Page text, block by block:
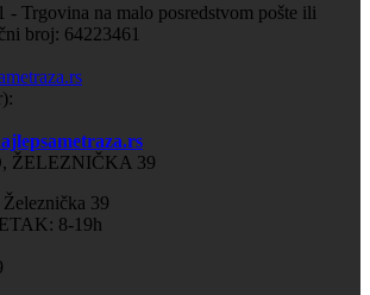
- Trgovina na malo posredstvom pošte ili
broj: 64223461
ŽELEZNIČKA 39
39
8-19h